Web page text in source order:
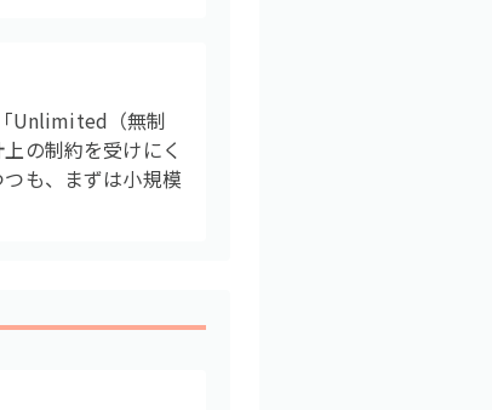
Unlimited（無制
の制約を受けにく
も、まずは小規模